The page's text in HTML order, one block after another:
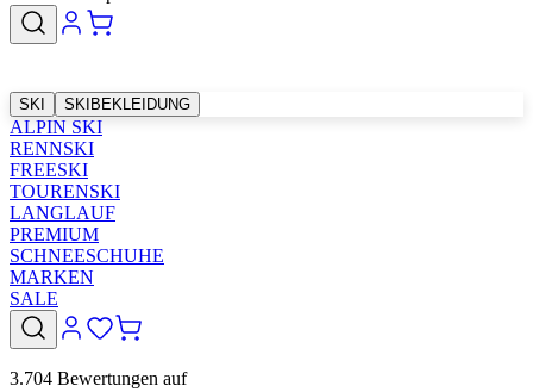
SKI SKIBEKLEIDUNG
ALPIN SKI
RENNSKI
FREESKI
TOURENSKI
LANGLAUF
PREMIUM
SCHNEESCHUHE
MARKEN
SALE
3.704 Bewertungen auf